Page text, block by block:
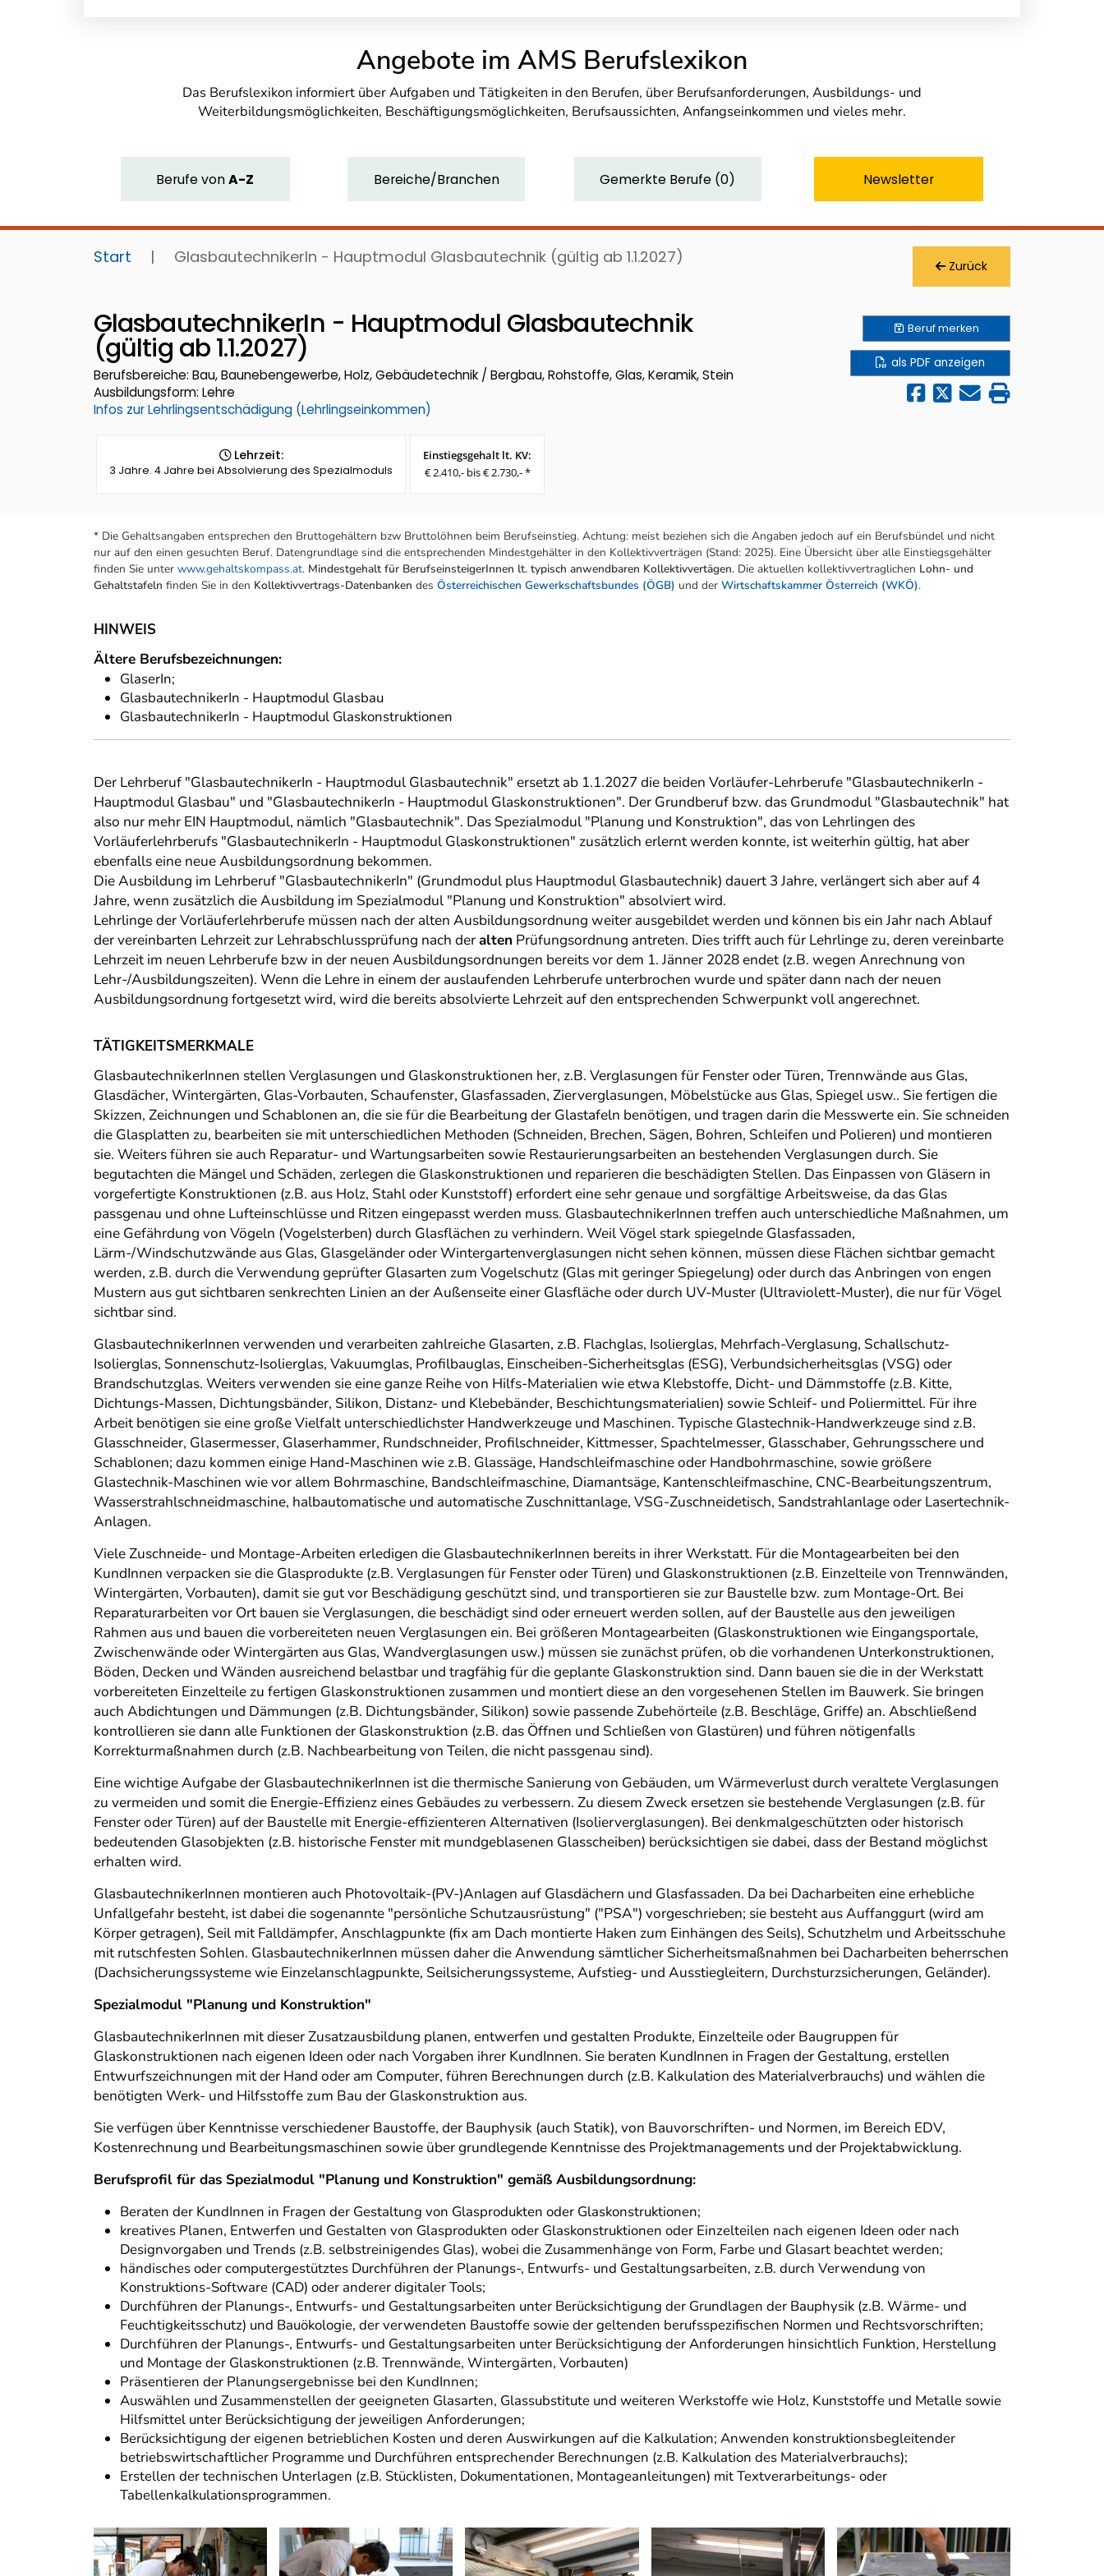
Angebote im AMS Berufslexikon
Das Berufslexikon informiert über Aufgaben und Tätigkeiten in den Berufen, über Berufsanforderungen, Ausbildungs- und
Weiterbildungsmöglichkeiten, Beschäftigungsmöglichkeiten, Berufsaussichten, Anfangseinkommen und vieles mehr.
BerufevonA-Z Bereiche/Branchen Gemerkte Berufe (0) Newsletter
Start | GlasbautechnikerIn - Hauptmodul Glasbautechnik (gültig ab 1.1.2027) Zurück
GlasbautechnikerIn - Hauptmodul Glasbautechnik
(gültig ab 1.1.2027)
Berufsbereiche: Bau, Baunebengewerbe, Holz, Gebäudetechnik / Bergbau, Rohstoffe, Glas, Keramik, Stein
Ausbildungsform: Lehre
Infos zur Lehrlingsentschädigung (Lehrlingseinkommen)
Lehrzeit:
3 Jahre. 4 Jahre bei Absolvierung des Spezialmoduls
Einstiegsgehalt lt. KV:
€ 2.410,- bis € 2.730,- *
Berufmerken
als PDF anzeigen
* Die Gehaltsangaben entsprechen den Bruttogehältern bzw Bruttolöhnen beim Berufseinstieg. Achtung: meist beziehen sich die Angaben jedoch auf ein Berufsbündel und nicht
nur auf den einen gesuchten Beruf. Datengrundlage sind die entsprechenden Mindestgehälter in den Kollektivverträgen (Stand: 2025). Eine Übersicht über alle Einstiegsgehälter
finden Sie unter www.gehaltskompass.at. Mindestgehalt für BerufseinsteigerInnen lt. typisch anwendbaren Kollektivvertägen. Die aktuellen kollektivvertraglichen Lohn- und
Gehaltstafeln finden Sie in den Kollektivvertrags-Datenbanken des Österreichischen Gewerkschaftsbundes (ÖGB) und der Wirtschaftskammer Österreich (WKÖ).
HINWEIS
Ältere Berufsbezeichnungen:
GlaserIn;
GlasbautechnikerIn - Hauptmodul Glasbau
GlasbautechnikerIn - Hauptmodul Glaskonstruktionen
Der Lehrberuf "GlasbautechnikerIn - Hauptmodul Glasbautechnik" ersetzt ab 1.1.2027 die beiden Vorläufer-Lehrberufe "GlasbautechnikerIn -
Hauptmodul Glasbau" und "GlasbautechnikerIn - Hauptmodul Glaskonstruktionen". Der Grundberuf bzw. das Grundmodul "Glasbautechnik" hat
also nur mehr EIN Hauptmodul, nämlich "Glasbautechnik". Das Spezialmodul "Planung und Konstruktion", das von Lehrlingen des
Vorläuferlehrberufs "GlasbautechnikerIn - Hauptmodul Glaskonstruktionen" zusätzlich erlernt werden konnte, ist weiterhin gültig, hat aber
ebenfalls eine neue Ausbildungsordnung bekommen.
Die Ausbildung im Lehrberuf "GlasbautechnikerIn" (Grundmodul plus Hauptmodul Glasbautechnik) dauert 3 Jahre, verlängert sich aber auf 4
Jahre, wenn zusätzlich die Ausbildung im Spezialmodul "Planung und Konstruktion" absolviert wird.
Lehrlinge der Vorläuferlehrberufe müssen nach der alten Ausbildungsordnung weiter ausgebildet werden und können bis ein Jahr nach Ablauf
der vereinbarten Lehrzeit zur Lehrabschlussprüfung nach deralten Prüfungsordnung antreten. Dies trifft auch für Lehrlinge zu, deren vereinbarte
Lehrzeit im neuen Lehrberufe bzw in der neuen Ausbildungsordnungen bereits vor dem 1. Jänner 2028 endet (z.B. wegen Anrechnung von
Lehr-/Ausbildungszeiten). Wenn die Lehre in einem der auslaufenden Lehrberufe unterbrochen wurde und später dann nach der neuen
Ausbildungsordnung fortgesetzt wird, wird die bereits absolvierte Lehrzeit auf den entsprechenden Schwerpunkt voll angerechnet.
TÄTIGKEITSMERKMALE
GlasbautechnikerInnen stellen Verglasungen und Glaskonstruktionen her, z.B. Verglasungen für Fenster oder Türen, Trennwände aus Glas,
Glasdächer, Wintergärten, Glas-Vorbauten, Schaufenster, Glasfassaden, Zierverglasungen, Möbelstücke aus Glas, Spiegel usw.. Sie fertigen die
Skizzen, Zeichnungen und Schablonen an, die sie für die Bearbeitung der Glastafeln benötigen, und tragen darin die Messwerte ein. Sie schneiden
die Glasplatten zu, bearbeiten sie mit unterschiedlichen Methoden (Schneiden, Brechen, Sägen, Bohren, Schleifen und Polieren) und montieren
sie. Weiters führen sie auch Reparatur- und Wartungsarbeiten sowie Restaurierungsarbeiten an bestehenden Verglasungen durch. Sie
begutachten die Mängel und Schäden, zerlegen die Glaskonstruktionen und reparieren die beschädigten Stellen. Das Einpassen von Gläsern in
vorgefertigte Konstruktionen (z.B. aus Holz, Stahl oder Kunststoff) erfordert eine sehr genaue und sorgfältige Arbeitsweise, da das Glas
passgenau und ohne Lufteinschlüsse und Ritzen eingepasst werden muss. GlasbautechnikerInnen treffen auch unterschiedliche Maßnahmen, um
eine Gefährdung von Vögeln (Vogelsterben) durch Glasflächen zu verhindern. Weil Vögel stark spiegelnde Glasfassaden,
Lärm-/Windschutzwände aus Glas, Glasgeländer oder Wintergartenverglasungen nicht sehen können, müssen diese Flächen sichtbar gemacht
werden, z.B. durch die Verwendung geprüfter Glasarten zum Vogelschutz (Glas mit geringer Spiegelung) oder durch das Anbringen von engen
Mustern aus gut sichtbaren senkrechten Linien an der Außenseite einer Glasfläche oder durch UV-Muster (Ultraviolett-Muster), die nur für Vögel
sichtbar sind.
GlasbautechnikerInnen verwenden und verarbeiten zahlreiche Glasarten, z.B. Flachglas, Isolierglas, Mehrfach-Verglasung, Schallschutz-
Isolierglas, Sonnenschutz-Isolierglas, Vakuumglas, Profilbauglas, Einscheiben-Sicherheitsglas (ESG), Verbundsicherheitsglas (VSG) oder
Brandschutzglas. Weiters verwenden sie eine ganze Reihe von Hilfs-Materialien wie etwa Klebstoffe, Dicht- und Dämmstoffe (z.B. Kitte,
Dichtungs-Massen, Dichtungsbänder, Silikon, Distanz- und Klebebänder, Beschichtungsmaterialien) sowie Schleif- und Poliermittel. Für ihre
Arbeit benötigen sie eine große Vielfalt unterschiedlichster Handwerkzeuge und Maschinen. Typische Glastechnik-Handwerkzeuge sind z.B.
Glasschneider, Glasermesser, Glaserhammer, Rundschneider, Profilschneider, Kittmesser, Spachtelmesser, Glasschaber, Gehrungsschere und
Schablonen; dazu kommen einige Hand-Maschinen wie z.B. Glassäge, Handschleifmaschine oder Handbohrmaschine, sowie größere
Glastechnik-Maschinen wie vor allem Bohrmaschine, Bandschleifmaschine, Diamantsäge, Kantenschleifmaschine, CNC-Bearbeitungszentrum,
Wasserstrahlschneidmaschine, halbautomatische und automatische Zuschnittanlage, VSG-Zuschneidetisch, Sandstrahlanlage oder Lasertechnik-
Anlagen.
Viele Zuschneide- und Montage-Arbeiten erledigen die GlasbautechnikerInnen bereits in ihrer Werkstatt. Für die Montagearbeiten bei den
KundInnen verpacken sie die Glasprodukte (z.B. Verglasungen für Fenster oder Türen) und Glaskonstruktionen (z.B. Einzelteile von Trennwänden,
Wintergärten, Vorbauten), damit sie gut vor Beschädigung geschützt sind, und transportieren sie zur Baustelle bzw. zum Montage-Ort. Bei
Reparaturarbeiten vor Ort bauen sie Verglasungen, die beschädigt sind oder erneuert werden sollen, auf der Baustelle aus den jeweiligen
Rahmen aus und bauen die vorbereiteten neuen Verglasungen ein. Bei größeren Montagearbeiten (Glaskonstruktionen wie Eingangsportale,
Zwischenwände oder Wintergärten aus Glas, Wandverglasungen usw.) müssen sie zunächst prüfen, ob die vorhandenen Unterkonstruktionen,
Böden, Decken und Wänden ausreichend belastbar und tragfähig für die geplante Glaskonstruktion sind. Dann bauen sie die in der Werkstatt
vorbereiteten Einzelteile zu fertigen Glaskonstruktionen zusammen und montiert diese an den vorgesehenen Stellen im Bauwerk. Sie bringen
auch Abdichtungen und Dämmungen (z.B. Dichtungsbänder, Silikon) sowie passende Zubehörteile (z.B. Beschläge, Griffe) an. Abschließend
kontrollieren sie dann alle Funktionen der Glaskonstruktion (z.B. das Öffnen und Schließen von Glastüren) und führen nötigenfalls
Korrekturmaßnahmen durch (z.B. Nachbearbeitung von Teilen, die nicht passgenau sind).
Eine wichtige Aufgabe der GlasbautechnikerInnen ist die thermische Sanierung von Gebäuden, um Wärmeverlust durch veraltete Verglasungen
zu vermeiden und somit die Energie-Effizienz eines Gebäudes zu verbessern. Zu diesem Zweck ersetzen sie bestehende Verglasungen (z.B. für
Fenster oder Türen) auf der Baustelle mit Energie-effizienteren Alternativen (Isolierverglasungen). Bei denkmalgeschützten oder historisch
bedeutenden Glasobjekten (z.B. historische Fenster mit mundgeblasenen Glasscheiben) berücksichtigen sie dabei, dass der Bestand möglichst
erhalten wird.
GlasbautechnikerInnen montieren auch Photovoltaik-(PV-)Anlagen auf Glasdächern und Glasfassaden. Da bei Dacharbeiten eine erhebliche
Unfallgefahr besteht, ist dabei die sogenannte "persönliche Schutzausrüstung" ("PSA") vorgeschrieben; sie besteht aus Auffanggurt (wird am
Körper getragen), Seil mit Falldämpfer, Anschlagpunkte (fix am Dach montierte Haken zum Einhängen des Seils), Schutzhelm und Arbeitsschuhe
mit rutschfesten Sohlen. GlasbautechnikerInnen müssen daher die Anwendung sämtlicher Sicherheitsmaßnahmen bei Dacharbeiten beherrschen
(Dachsicherungssysteme wie Einzelanschlagpunkte, Seilsicherungssysteme, Aufstieg- und Ausstiegleitern, Durchsturzsicherungen, Geländer).
Spezialmodul "Planung und Konstruktion"
GlasbautechnikerInnen mit dieser Zusatzausbildung planen, entwerfen und gestalten Produkte, Einzelteile oder Baugruppen für
Glaskonstruktionen nach eigenen Ideen oder nach Vorgaben ihrer KundInnen. Sie beraten KundInnen in Fragen der Gestaltung, erstellen
Entwurfszeichnungen mit der Hand oder am Computer, führen Berechnungen durch (z.B. Kalkulation des Materialverbrauchs) und wählen die
benötigten Werk- und Hilfsstoffe zum Bau der Glaskonstruktion aus.
Sie verfügen über Kenntnisse verschiedener Baustoffe, der Bauphysik (auch Statik), von Bauvorschriften- und Normen, im Bereich EDV,
Kostenrechnung und Bearbeitungsmaschinen sowie über grundlegende Kenntnisse des Projektmanagements und der Projektabwicklung.
Berufsprofil für das Spezialmodul "Planung und Konstruktion" gemäß Ausbildungsordnung:
Beraten der KundInnen in Fragen der Gestaltung von Glasprodukten oder Glaskonstruktionen;
kreatives Planen, Entwerfen und Gestalten von Glasprodukten oder Glaskonstruktionen oder Einzelteilen nach eigenen Ideen oder nach
Designvorgaben und Trends (z.B. selbstreinigendes Glas), wobei die Zusammenhänge von Form, Farbe und Glasart beachtet werden;
händisches oder computergestütztes Durchführen der Planungs-, Entwurfs- und Gestaltungsarbeiten, z.B. durch Verwendung von
Konstruktions-Software (CAD) oder anderer digitaler Tools;
Durchführen der Planungs-, Entwurfs- und Gestaltungsarbeiten unter Berücksichtigung der Grundlagen der Bauphysik (z.B. Wärme- und
Feuchtigkeitsschutz) und Bauökologie, der verwendeten Baustoffe sowie der geltenden berufsspezifischen Normen und Rechtsvorschriften;
Durchführen der Planungs-, Entwurfs- und Gestaltungsarbeiten unter Berücksichtigung der Anforderungen hinsichtlich Funktion, Herstellung
und Montage der Glaskonstruktionen (z.B. Trennwände, Wintergärten, Vorbauten)
Präsentieren der Planungsergebnisse bei den KundInnen;
Auswählen und Zusammenstellen der geeigneten Glasarten, Glassubstitute und weiteren Werkstoffe wie Holz, Kunststoffe und Metalle sowie
Hilfsmittel unter Berücksichtigung der jeweiligen Anforderungen;
Berücksichtigung der eigenen betrieblichen Kosten und deren Auswirkungen auf die Kalkulation; Anwenden konstruktionsbegleitender
betriebswirtschaftlicher Programme und Durchführen entsprechender Berechnungen (z.B. Kalkulation des Materialverbrauchs);
Erstellen der technischen Unterlagen (z.B. Stücklisten, Dokumentationen, Montageanleitungen) mit Textverarbeitungs- oder
Tabellenkalkulationsprogrammen.